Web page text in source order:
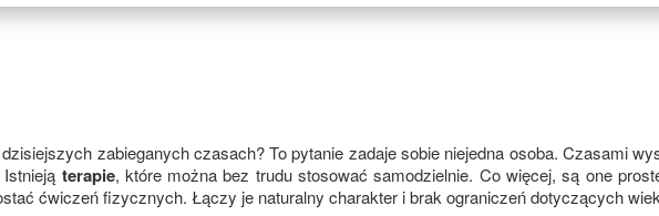
zabieganych czasach? To pytanie zadaje sobie niejedna osoba. Czasami
terapie, które można bez trudu stosować samodzielnie. Co więcej, są one
ćwiczeń fizycznych. Łączy je naturalny charakter i brak ograniczeń dotyczących